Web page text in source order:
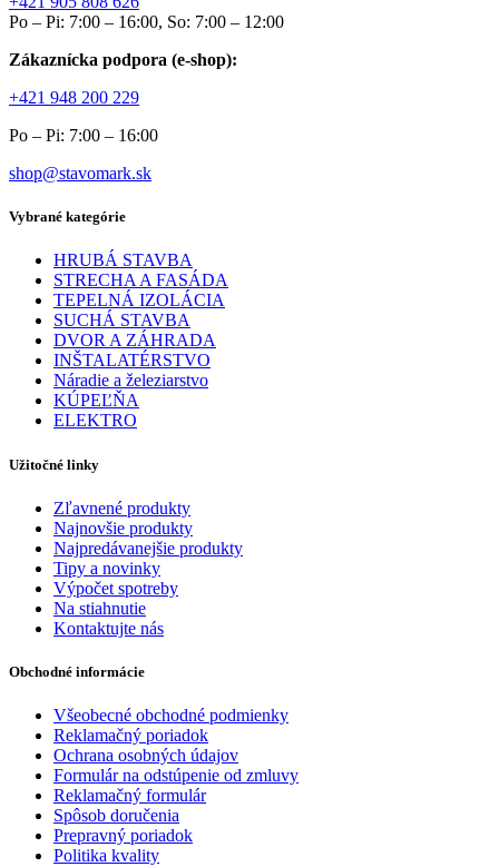
Po – Pi: 7:00 – 16:00, So: 7:00 – 12:00
Zákaznícka podpora (e-shop):
+421 948 200 229
Po – Pi: 7:00 – 16:00
shop@stavomark.sk
Vybrané kategórie
HRUBÁ STAVBA
STRECHA A FASÁDA
TEPELNÁ IZOLÁCIA
SUCHÁ STAVBA
DVOR A ZÁHRADA
INŠTALATÉRSTVO
Náradie a železiarstvo
KÚPEĽŇA
ELEKTRO
Užitočné linky
Zľavnené produkty
Najnovšie produkty
Najpredávanejšie produkty
Tipy a novinky
Výpočet spotreby
Na stiahnutie
Kontaktujte nás
Obchodné informácie
Všeobecné obchodné podmienky
Reklamačný poriadok
Ochrana osobných údajov
Formulár na odstúpenie od zmluvy
Reklamačný formulár
Spôsob doručenia
Prepravný poriadok
Politika kvality